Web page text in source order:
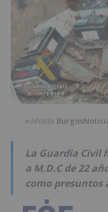
★Añade
La Guardia Civil
a M.D.C de 22
como presuntos